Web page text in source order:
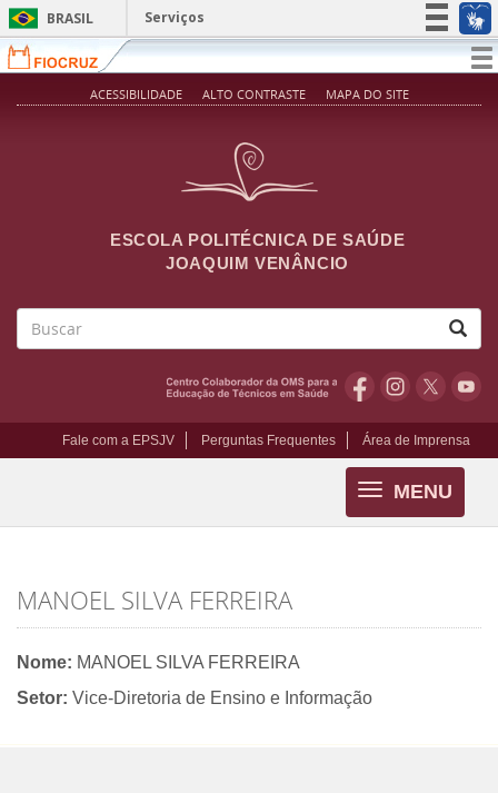
Pular para o conteúdo principal
BRASIL
Serviços
Simplifique!
Participe
ACESSIBILIDADE ALTO CONTRASTE MAPA DO SITE
ESCOLA POLITÉCNICA DE SAÚDE
JOAQUIM VENÂNCIO
Fale com a EPSJV Perguntas Frequentes Área de Imprensa
MENU
Toggle
navigation
MANOEL SILVA FERREIRA
Nome: MANOEL SILVA FERREIRA
Setor: Vice-Diretoria de Ensino e Informação